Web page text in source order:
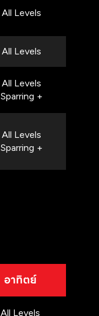
All Levels
All Levels
All Levels
Sparring +
All Levels
Sparring +
อาทิตย์
All Levels